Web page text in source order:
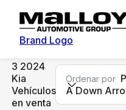
Brand Logo
3 2024
Kia
Vehículos
en venta
Ordenar por
A Down